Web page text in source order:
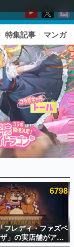
特集記事 マンガ
6798
フレディ・ファズベ
」の実店舗がアメ